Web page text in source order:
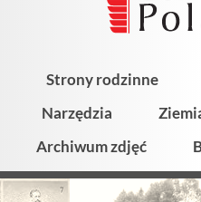
Strony rodzinne
Narzędzia
Archiwum zdjęć